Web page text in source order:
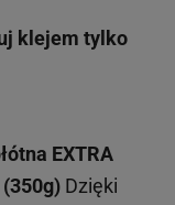
klejem tylko
EXTRA
(350g) Dzięki